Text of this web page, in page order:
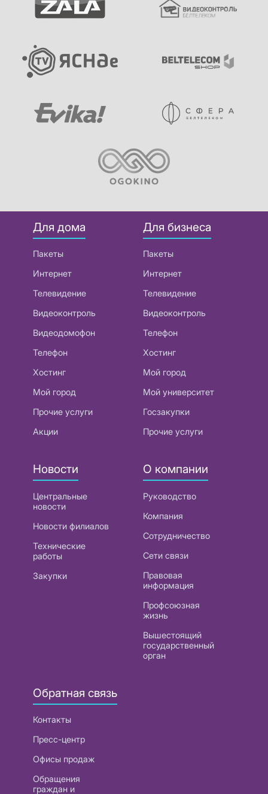
Для дома
Пакеты
Интернет
Телевидение
Видеоконтроль
Видеодомофон
Телефон
Хостинг
Мой город
Прочие услуги
Акции
Для бизнеса
Пакеты
Интернет
Телевидение
Видеоконтроль
Телефон
Хостинг
Мой город
Мой университет
Госзакупки
Прочие услуги
Новости
Центральные
новости
Новости филиалов
Технические
работы
Закупки
О компании
Руководство
Компания
Сотрудничество
Сети связи
Правовая
информация
Профсоюзная
жизнь
Вышестоящий
государственный
орган
Обратная связь
Контакты
Пресс-центр
Офисы продаж
Обращения
граждан и